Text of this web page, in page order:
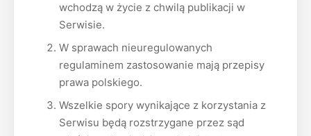
wchodzą w życie z chwilą publikacji w
Serwisie.
W sprawach nieuregulowanych
regulaminem zastosowanie mają przepisy
prawa polskiego.
Wszelkie spory wynikające z korzystania z
Serwisu będą rozstrzygane przez sąd